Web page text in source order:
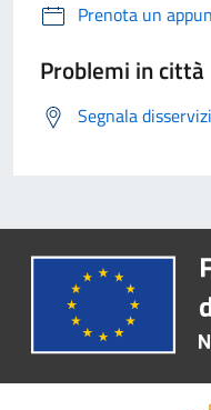
Prenota un
Problemi in città
Segnala